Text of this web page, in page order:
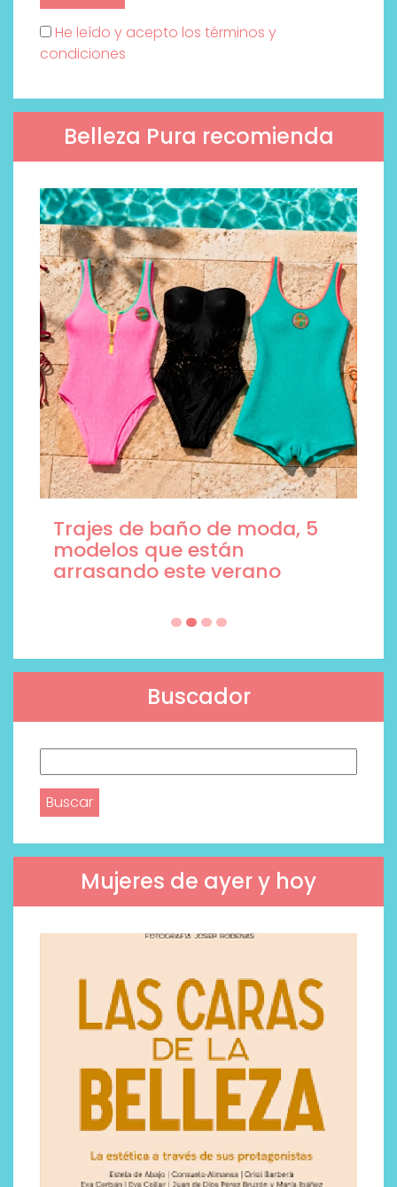
He leído y acepto los términos y
condiciones
Belleza Pura recomienda
Trajes de baño de moda, 5
modelos que están
arrasando este verano
Buscador
Mujeres de ayer y hoy